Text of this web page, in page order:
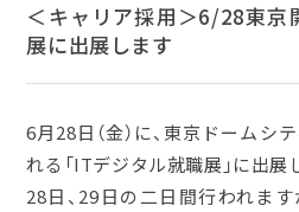
＜キャリア採用＞6/28東
展に出展します
6月28日（金）に、東京ドームシ
れる「ITデジタル就職展」に出展
28日、29日の二日間行われます